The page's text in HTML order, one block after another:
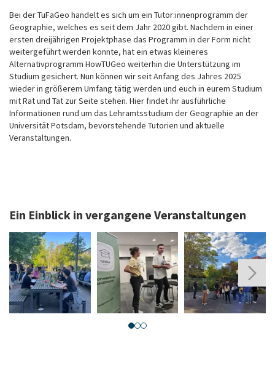
Bei der TuFaGeo handelt es sich um ein Tutor:innenprogramm der
Geographie, welches es seit dem Jahr 2020 gibt. Nachdem in einer
ersten dreijährigen Projektphase das Programm in der Form nicht
weitergeführt werden konnte, hat ein etwas kleineres
Alternativprogramm HowTUGeo weiterhin die Unterstützung im
Studium gesichert. Nun können wir seit Anfang des Jahres 2025
wieder in größerem Umfang tätig werden und euch in eurem Studium
mit Rat und Tat zur Seite stehen. Hier findet ihr ausführliche
Informationen rund um das Lehramtsstudium der Geographie an der
Universität Potsdam, bevorstehende Tutorien und aktuelle
Veranstaltungen.
Ein Einblick in vergangene Veranstaltungen